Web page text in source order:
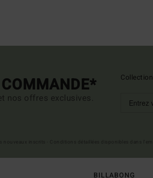
nos offres exclusives.
Collection
BILLABONG